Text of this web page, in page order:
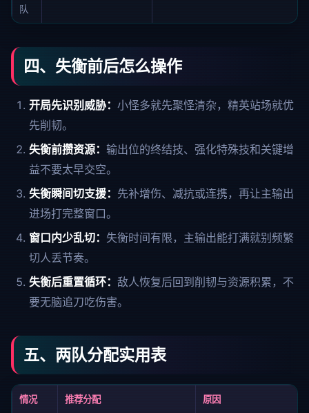
队
四、失衡前后怎么操作
开局先识别威胁： 小怪多就先聚怪清杂，精英站场就优
先削韧。
失衡前攒资源： 输出位的终结技、强化特殊技和关键增
益不要太早交空。
失衡瞬间切支援： 先补增伤、减抗或连携，再让主输出
进场打完整窗口。
窗口内少乱切： 失衡时间有限，主输出能打满就别频繁
切人丢节奏。
失衡后重置循环： 敌人恢复后回到削韧与资源积累，不
要无脑追刀吃伤害。
五、两队分配实用表
情况 推荐分配 原因